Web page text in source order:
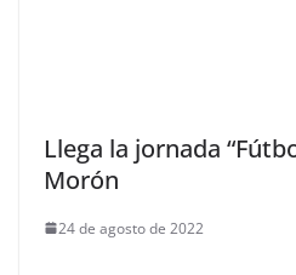
Llega la jornada
Morón
24 de agosto de 2022